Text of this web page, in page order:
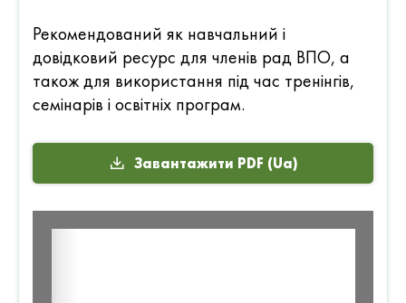
Рекомендований як навчальний і
довідковий ресурс для членів рад ВПО, а
також для використання під час тренінгів,
семінарів і освітніх програм.
Завантажити PDF (Ua)